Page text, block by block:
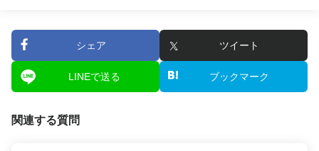
シェア ツイート
LINEで送る ブックマーク
関連する質問